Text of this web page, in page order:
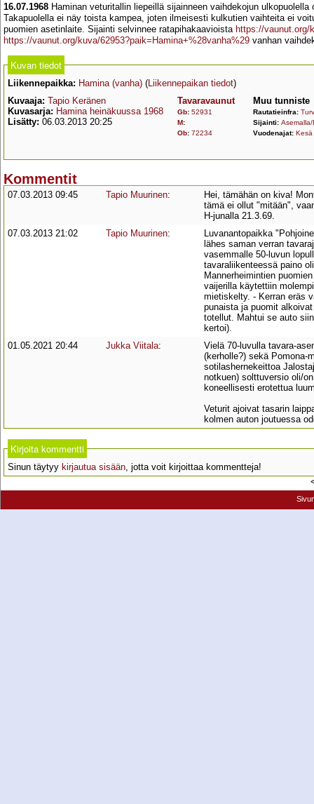
16.07.1968 Haminan veturitallin liepeillä sijainneen vaihdekojun
Takapuolella ei näy toista kampea, joten ilmeisesti kulkutien vaihteita ei
puomien asetinlaite. Sijainti selvinnee ratapihakaavioista https://vaunut.org/
https://vaunut.org/kuva/62953?paik=Hamina+%28vanha%29 vanhan
Kuvan tiedot
Liikennepaikka: Hamina (vanha) (Liikennepaikan tiedot)
Kuvaaja: Tapio Keränen
Kuvasarja: Hamina heinäkuussa 1968
Lisätty: 06.03.2013 20:25
Tavaravaunut
Gb: 52931
M:
Ob: 72234
Muu tunniste
Rautatieinfra:
Sijainti:
Vuodenajat: Kesä
Kommentit
07.03.2013 09:45 Tapio Muurinen:
Hei, tämähän on kiva!
tämä ei ollut "mitään",
H-junalla 21.3.69.
07.03.2013 21:02
Tapio Muurinen:
Luvanantopaikka
lähes saman verran
vasemmalle 50-luvun
tavaraliikenteessä paino
Mannerheimintien
vaijerilla käytettiin
mietiskelty. - Kerran eräs
punaista ja puomit
totellut. Mahtui se auto
kertoi).
01.05.2021 20:44
Jukka Viitala:
Vielä 70-luvulla tavara-
(kerholle?) sekä Pomona-
sotilashernekeittoa
notkuen) solttuversio oli/
koneellisesti erotettua
Veturit ajoivat tasarin
kolmen auton joutuessa
Kirjoita kommentti
Sinun täytyy kirjautua sisään, jotta voit kirjoittaa kommentteja!